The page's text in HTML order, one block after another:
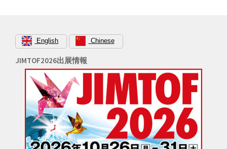
English Chinese
JIMTOF2026出展情報